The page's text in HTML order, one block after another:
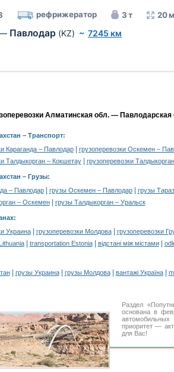
рефрижератор 3 т 20
Павлодар (KZ) ~ 7245 км
Алматинская обл. —
– Транспорт:
Караганда – Павлодар|
грузоперевозки Оскемен –
Талдыкорган – Кокшетау| грузоперевозки
– Грузы:
– Павлодар| грузы Оскемен – Павлодар|
грузы
– Оскемен| грузы Талдыкорган – Уральск
:
Украина| грузоперевозки Молдова|
грузоперевозки
| transportation Estonia| відстані між містами|
| грузы Украина| грузы Молдова| вантажі Україна|
Раздел
основана в
приоритет —
для Вас!